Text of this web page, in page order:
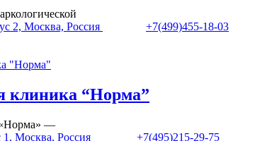
2, Москва, Россия
+7(499)455-18-03
клиника “Норма”
«Норма» —
Москва, Россия
+7(495)215-29-75